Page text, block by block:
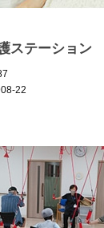
ステーション
22